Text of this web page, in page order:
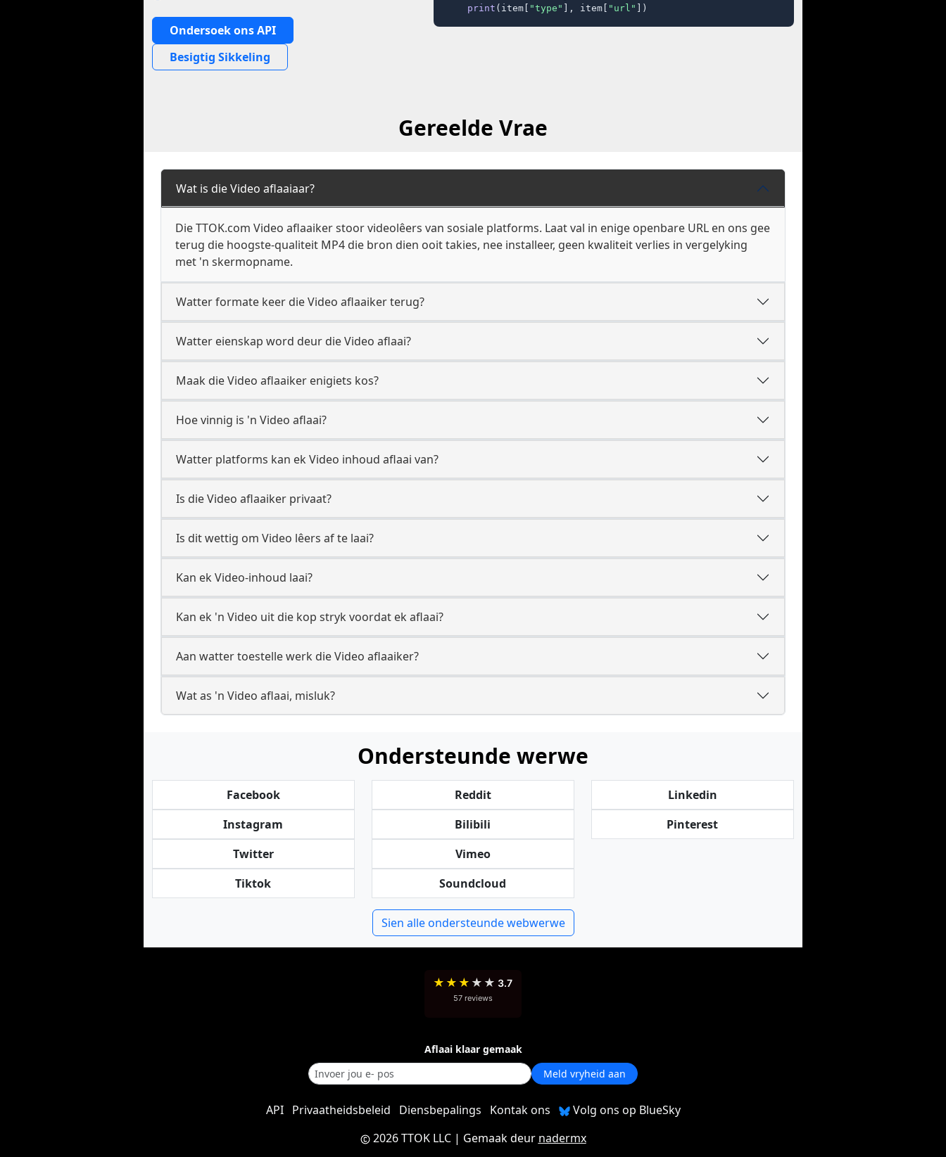
Ondersoek ons API
Besigtig Sikkeling
print (item[ "type" ], item[ "url" ])
Gereelde Vrae
Wat is die Video aflaaiaar?
Die TTOK.com Video aflaaiker stoor videolêers van sosiale platforms. Laat val in enige openbare URL en ons gee
terug die hoogste-qualiteit MP4 die bron dien ooit takies, nee installeer, geen kwaliteit verlies in vergelyking
met 'n skermopname.
Watter formate keer die Video aflaaiker terug?
Watter eienskap word deur die Video aflaai?
Maak die Video aflaaiker enigiets kos?
Hoe vinnig is 'n Video aflaai?
Watter platforms kan ek Video inhoud aflaai van?
Is die Video aflaaiker privaat?
Is dit wettig om Video lêers af te laai?
Kan ek Video-inhoud laai?
Kan ek 'n Video uit die kop stryk voordat ek aflaai?
Aan watter toestelle werk die Video aflaaiker?
Wat as 'n Video aflaai, misluk?
Ondersteunde werwe
Facebook
Instagram
Twitter
Tiktok
Reddit
Bilibili
Vimeo
Soundcloud
Linkedin
Pinterest
Sien alle ondersteunde webwerwe
★ ★ ★ ★ ★ 3.7
57 reviews
Aflaai klaar gemaak
Meld vryheid aan
API Privaatheidsbeleid Diensbepalings Kontak ons
Volg ons op BlueSky
2026 TTOK LLC| Gemaak deur nadermx